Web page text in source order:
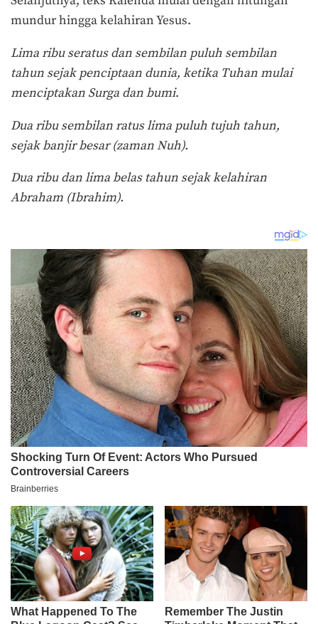
mundur hingga kelahiran Yesus.
Lima ribu seratus dan sembilan puluh sembilan
tahun sejak penciptaan dunia, ketika Tuhan mulai
menciptakan Surga dan bumi.
Dua ribu sembilan ratus lima puluh tujuh tahun,
sejak banjir besar (zaman Nuh).
Dua ribu dan lima belas tahun sejak kelahiran
Abraham (Ibrahim).